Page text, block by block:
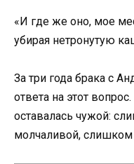
«И где же оно, мое
убирая нетронутую
За три года брака с
ответа на этот
оставалась чужой:
молчаливой, слишком